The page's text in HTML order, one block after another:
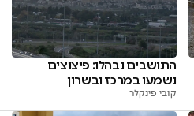
התושבים נבהלו: פיצוצים
נשמעו במרכז ובשרון
קובי פינקלר